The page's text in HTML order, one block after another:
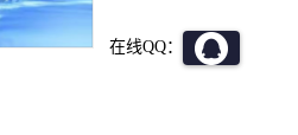
在线QQ：